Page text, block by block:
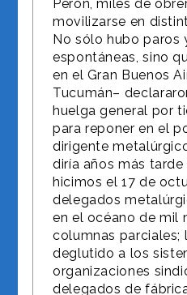
Perón, miles de
movilizarse en
No sólo hubo paros
espontáneas, sino
en el Gran Buenos
Tucumán–
huelga general por
para reponer en el
dirigente
diría años más tarde
hicimos el 17 de
delegados
en el océano de mil
columnas parciales;
deglutido a los
organizaciones
delegados de